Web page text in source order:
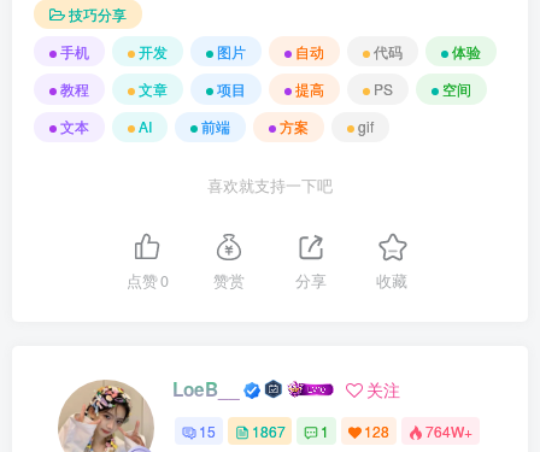
技巧分享
手机
开发 图片 自动 代码
体验
教程
文章 项目 提高 PS
空间
文本
AI 前端 方案 gif
喜欢就支持一下吧
点赞0 赞赏 分享 收藏
LoeB__ 关注
15 1867 1 128 764W+